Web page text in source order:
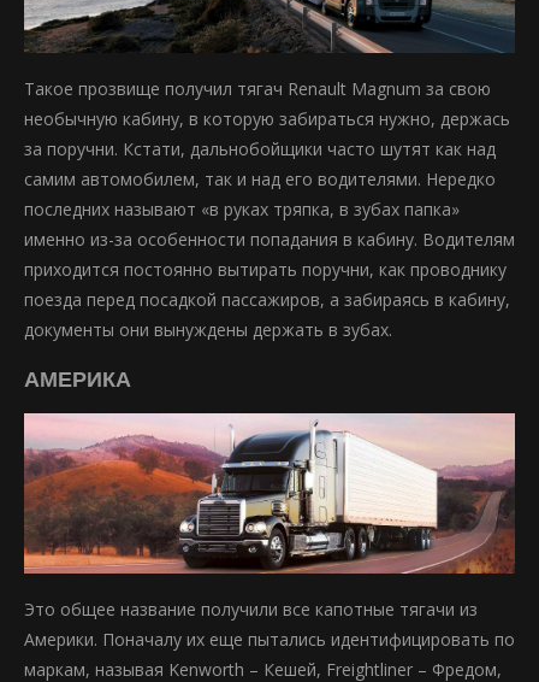
Такое прозвище получил тягач Renault Magnum за свою
необычную кабину, в которую забираться нужно, держась
за поручни. Кстати, дальнобойщики часто шутят как над
самим автомобилем, так и над его водителями. Нередко
последних называют «в руках тряпка, в зубах папка»
именно из-за особенности попадания в кабину. Водителям
приходится постоянно вытирать поручни, как проводнику
поезда перед посадкой пассажиров, а забираясь в кабину,
документы они вынуждены держать в зубах.
АМЕРИКА
Это общее название получили все капотные тягачи из
Америки. Поначалу их еще пытались идентифицировать по
маркам, называя Kenworth – Кешей, Freightliner – Фредом,